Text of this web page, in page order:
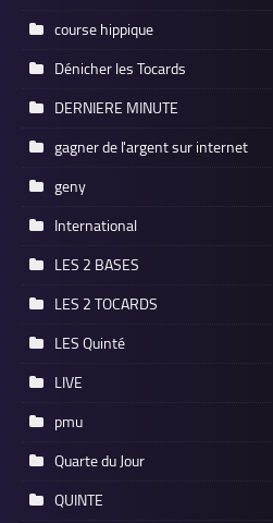
course hippique
Dénicher les Tocards
DERNIERE MINUTE
gagner de l'argent sur internet
geny
International
LES 2 BASES
LES 2 TOCARDS
LES Quinté
LIVE
pmu
Quarte du Jour
QUINTE